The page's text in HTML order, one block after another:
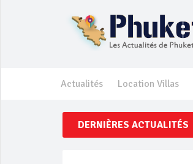
Actualités Location Villas
DERNIÈRES ACTUALITÉS